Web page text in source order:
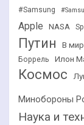
#Samsung
Apple NASA
Путин
В
Боррель
Илон
Космос
Минобороны
Наука и